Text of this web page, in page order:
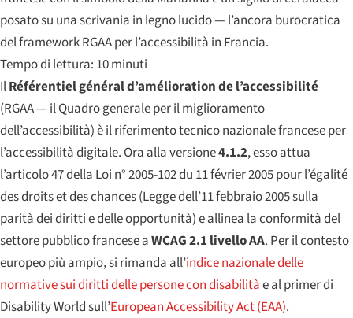
posato su una scrivania in legno lucido — l’ancora burocratica
del framework RGAA per l’accessibilità in Francia.
Tempo di lettura: 10 minuti
IlRéférentiel général d’amélioration de l’accessibilité
(RGAA — il Quadro generale per il miglioramento
dell’accessibilità) è il riferimento tecnico nazionale francese per
l’accessibilità digitale. Ora alla versione4.1.2, esso attua
l’articolo 47 della Loi n° 2005-102 du 11 février 2005 pour l’égalité
des droits et des chances(Legge dell’11 febbraio 2005 sulla
parità dei diritti e delle opportunità) e allinea la conformità del
settore pubblico francese aWCAG 2.1 livello AA. Per il contesto
europeo più ampio, si rimanda all’indice nazionale delle
normative sui diritti delle persone con disabilitàe al primer di
Disability World sull’European Accessibility Act (EAA).